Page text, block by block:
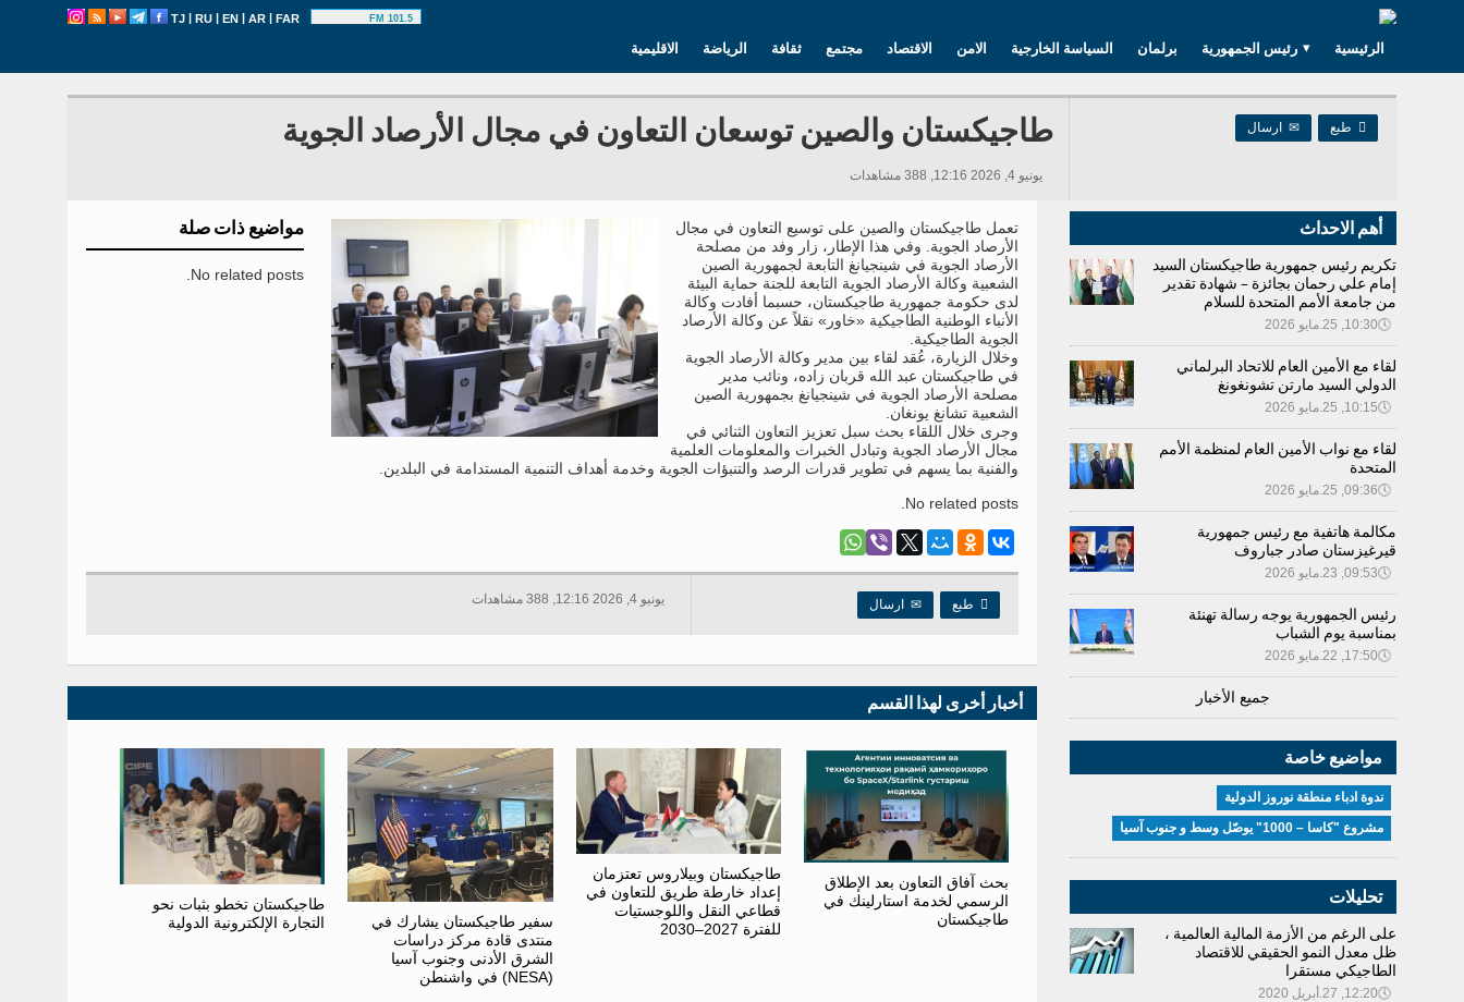
TJ | RU | EN | AR | FAR 101.5 FM
الاقليمية الرياضة ثقافة مجتمع الاقتصاد الامن السياسة الخارجية برلمان رئيس الجمهورية الرئيسية
 طبع ✉ ارسال طاجيكستان والصين توسعان التعاون في مجال الأرصاد الجوية
يونيو 4, 2026 12:16, 388 مشاهدات
مواضيع ذات صلة
No related posts.
تعمل طاجيكستان والصين على توسيع التعاون في مجال
الأرصاد الجوية. وفي هذا الإطار، زار وفد من مصلحة
الأرصاد الجوية في شينجيانغ التابعة لجمهورية الصين
الشعبية وكالة الأرصاد الجوية التابعة للجنة حماية البيئة
لدى حكومة جمهورية طاجيكستان، حسبما أفادت وكالة
الأنباء الوطنية الطاجيكية «خاور» نقلاً عن وكالة الأرصاد
الجوية الطاجيكية.
وخلال الزيارة، عُقد لقاء بين مدير وكالة الأرصاد الجوية
في طاجيكستان عبد الله قربان زاده، ونائب مدير
مصلحة الأرصاد الجوية في شينجيانغ بجمهورية الصين
الشعبية تشانغ يونغان.
وجرى خلال اللقاء بحث سبل تعزيز التعاون الثنائي في
مجال الأرصاد الجوية وتبادل الخبرات والمعلومات العلمية
والفنية بما يسهم في تطوير قدرات الرصد والتنبؤات الجوية وخدمة أهداف التنمية المستدامة في البلدين.
No related posts.
 طبع ✉ ارسال يونيو 4, 2026 12:16, 388 مشاهدات
أخبار أخرى لهذا القسم
بحث آفاق التعاون بعد الإطلاق
الرسمي لخدمة استارلينك في
طاجيكستان
طاجيكستان وبيلاروس تعتزمان
إعداد خارطة طريق للتعاون في
قطاعي النقل واللوجستيات
للفترة 2027–2030
سفير طاجيكستان يشارك في
منتدى قادة مركز دراسات
الشرق الأدنى وجنوب آسيا
(NESA) في واشنطن
طاجيكستان تخطو بثبات نحو
التجارة الإلكترونية الدولية
أهم الاحداث
تكريم رئيس جمهورية طاجيكستان السيد
إمام علي رحمان بجائزة – شهادة تقدير
من جامعة الأمم المتحدة للسلام
🕔10:30, 25.مايو 2026
لقاء مع الأمين العام للاتحاد البرلماني
الدولي السيد مارتن تشونغونغ
🕔10:15, 25.مايو 2026
لقاء مع نواب الأمين العام لمنظمة الأمم
المتحدة
🕔09:36, 25.مايو 2026
مكالمة هاتفية مع رئيس جمهورية
قيرغيزستان صادر جباروف
🕔09:53, 23.مايو 2026
رئيس الجمهورية يوجه رسالة تهنئة
بمناسبة يوم الشباب
🕔17:50, 22.مايو 2026
جميع الأخبار
مواضيع خاصة
ندوة ادباء منطقة نوروز الدولية
مشروع "كاسا – 1000" يوصّل وسط و جنوب آسيا
تحليلات
على الرغم من الأزمة المالية العالمية ،
ظل معدل النمو الحقيقي للاقتصاد
الطاجيكي مستقرا
🕔12:20, 27.أبريل 2020